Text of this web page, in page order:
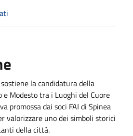
la candidatura della
e Modesto tra i Luoghi del Cuore
promossa dai soci FAI di Spinea
valorizzare uno dei simboli storici
della città.